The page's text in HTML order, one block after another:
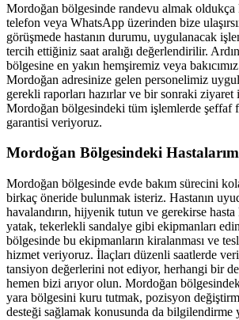
Mordoğan bölgesinde randevu almak
telefon veya WhatsApp üzerinden bize
görüşmede hastanın durumu, uygulanacak
tercih ettiğiniz saat aralığı değerlendirilir.
bölgesine en yakın hemşiremiz veya
Mordoğan adresinize gelen personelimiz
gerekli raporları hazırlar ve bir sonraki ziyaret
Mordoğan bölgesindeki tüm işlemlerde şeffaf
garantisi veriyoruz.
Mordoğan Bölgesindeki
Mordoğan bölgesinde evde bakım sürecini
birkaç öneride bulunmak isteriz. Hastanın
havalandırın, hijyenik tutun ve gerekirse hasta
yatak, tekerlekli sandalye gibi ekipmanları
bölgesinde bu ekipmanların kiralanması ve
hizmet veriyoruz. İlaçları düzenli saatlerde
tansiyon değerlerini not ediyor, herhangi bir
hemen bizi arıyor olun. Mordoğan
yara bölgesini kuru tutmak, pozisyon
desteği sağlamak konusunda da bilgilendirme